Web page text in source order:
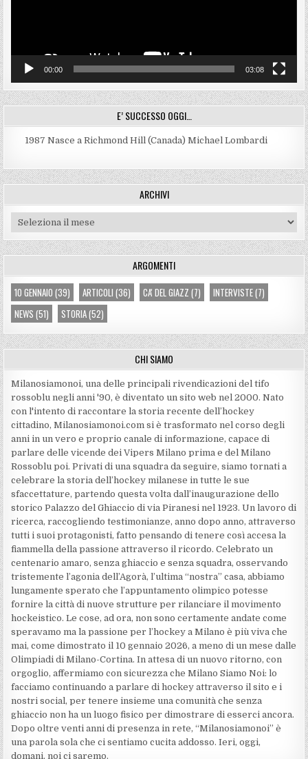
00:00 03:08
E’ SUCCESSO OGGI…
1987 Nasce a Richmond Hill (Canada) Michael Lombardi
ARCHIVI
Archivi
ARGOMENTI
10 GENNAIO (39) ARTICOLI (36) CA' DEL GIAZZ (7) INTERVISTE(7)
NEWS (51) STORIA(52)
CHI SIAMO
Milanosiamonoi, una delle principali rivendicazioni del tifo
rossoblu negli anni '90, è diventato un sito web nel 2000. Nato
con l'intento di raccontare la storia recente dell’hockey
cittadino, Milanosiamonoi.com si è trasformato nel corso degli
anni in un vero e proprio canale di informazione, capace di
parlare delle vicende dei Vipers Milano prima e del Milano
Rossoblu poi. Privati di una squadra da seguire, siamo tornati a
celebrare la storia dell’hockey milanese in tutte le sue
sfaccettature, partendo questa volta dall’inaugurazione dello
storico Palazzo del Ghiaccio di via Piranesi nel 1923. Un lavoro di
ricerca, raccogliendo testimonianze, anno dopo anno, attraverso
tutti i suoi protagonisti, fatto pensando di tenere così accesa la
fiammella della passione attraverso il ricordo. Celebrato un
centenario amaro, senza ghiaccio e senza squadra, osservando
tristemente l’agonia dell’Agorà, l’ultima “nostra” casa, abbiamo
lungamente sperato che l’appuntamento olimpico potesse
fornire la città di nuove strutture per rilanciare il movimento
hockeistico. Le cose, ad ora, non sono certamente andate come
speravamo ma la passione per l’hockey a Milano è più viva che
mai, come dimostrato il 10 gennaio 2026, a meno di un mese dalle
Olimpiadi di Milano-Cortina. In attesa di un nuovo ritorno, con
orgoglio, affermiamo con sicurezza che Milano Siamo Noi: lo
facciamo continuando a parlare di hockey attraverso il sito e i
nostri social, per tenere insieme una comunità che senza
ghiaccio non ha un luogo fisico per dimostrare di esserci ancora.
Dopo oltre venti anni di presenza in rete, “Milanosiamonoi” è
una parola sola che ci sentiamo cucita addosso. Ieri, oggi,
domani, noi ci saremo.